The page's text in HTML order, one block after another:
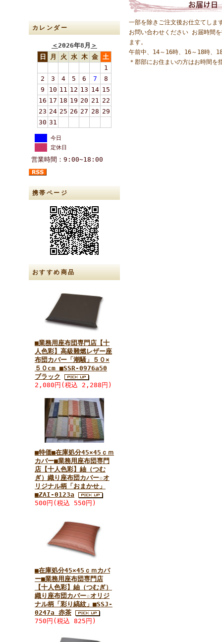
カレンダー
＜2026年8月 ＞
日
月 火 水 木 金 土
1
2
3 4 5 6 7
8
9
10 11 12 13 14 15
16 17 18 19 20 21 22
23 24 25 26 27 28 29
30 31
今日
定休日
営業時間：9:00~18:00
携帯ページ
おすすめ商品
■業務用座布団専門店【十
人色彩】高級難燃レザー座
布団カバー「潮騒」５０×
５０cm ■SSR-0976a50
ブラック
2,080円(税込 2,288円)
■特価■在庫処分45×45ｃｍ
カバー■業務用座布団専門
店【十人色彩】紬（つむ
ぎ）織り座布団カバー☆オ
リジナル柄「おまかせ」
■ZAI-0123a
500円(税込 550円)
■在庫処分45×45ｃｍカバ
ー■業務用座布団専門店
【十人色彩】紬（つむぎ）
織り座布団カバー☆オリジ
ナル柄「彩り縞紋」■SSJ-
0247a 赤茶
750円(税込 825円)
一部を除きご注文後お仕立てしま
お問い合わせください お届時間
ます。
午前中、14～16時、16～18時、
＊郡部にお住まいの方はお時間を